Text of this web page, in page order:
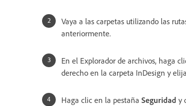
Vaya a las carpetas utilizando las
anteriormente.
En el Explorador de archivos, haga
derecho en la carpeta InDesign y elija
Haga clic en la pestaña Seguridad y